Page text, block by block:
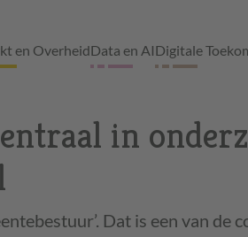
en OverheidData en AIDigitale
in
Dat is een van de